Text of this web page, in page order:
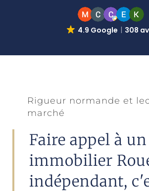
4.9 Google 308
Rigueur normande et
marché
Faire appel à
immobilier
indépendant,